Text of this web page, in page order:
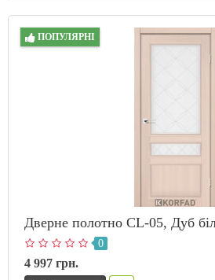
ПОПУЛЯРНІ
Дверне полотно CL-05, Дуб
0
4 997 грн.